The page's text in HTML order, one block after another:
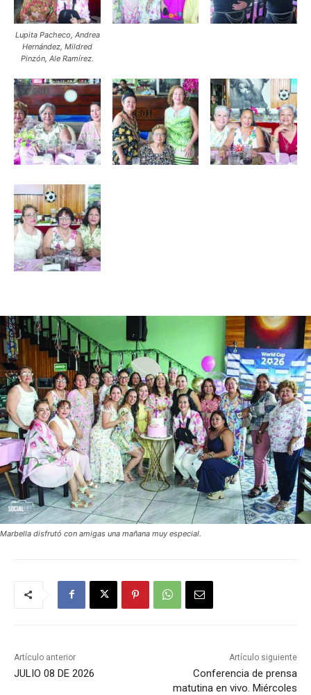
Lupita Pacheco, Andrea
Hernández, Mildred
Pinzón, Ale Ramírez.
Marbella disfrutó con amigas una mañana muy especial.
Artículo anterior
JULIO 08 DE 2026
Artículo siguiente
Conferencia de prensa
matutina en vivo. Miércoles